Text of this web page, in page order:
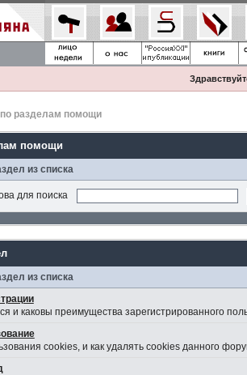
разделам помощи
помощи
из списка
для поиска
из списка
и каковы преимущества зарегистрированного
cookies, и как удалять cookies данного